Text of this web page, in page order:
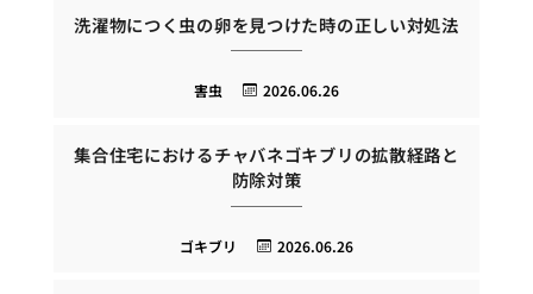
洗濯物につく虫の卵を見つけた時の正しい対処法
2026.06.26
害虫
集合住宅におけるチャバネゴキブリの拡散経路と
防除対策
2026.06.26
ゴキブリ